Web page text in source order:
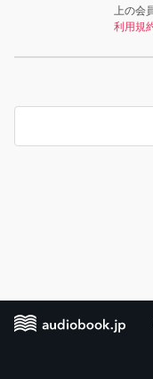
上の会
利用規